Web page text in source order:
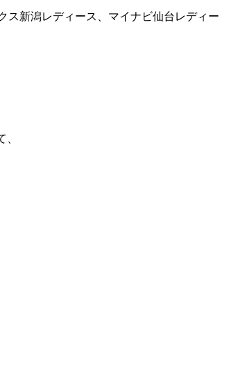
ス新潟レディース、マイナビ仙台レディー